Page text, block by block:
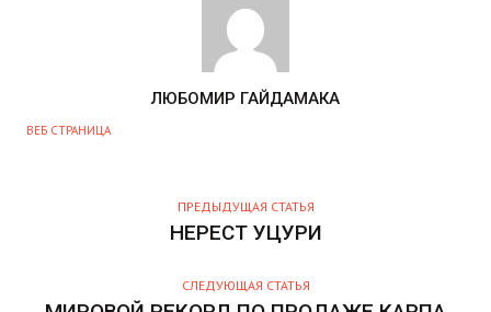
В
ЛЮБОМИР ГАЙДАМАКА
ВЕБ СТРАНИЦА
ПРЕДЫДУЩАЯ СТАТЬЯ
НЕРЕСТ УЦУРИ
СЛЕДУЮЩАЯ СТАТЬЯ